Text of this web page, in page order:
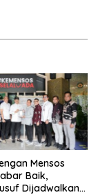
Mensos
Baik,
Dijadwalkan